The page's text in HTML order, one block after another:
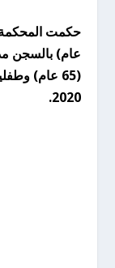
2020.